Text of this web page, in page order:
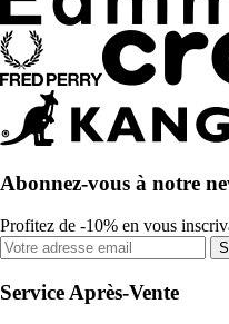
Abonnez-vous à notre
Profitez de -10% en vous
Service Après-Vente